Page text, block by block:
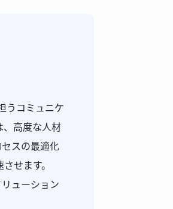
うコミュニケ
高度な人材
スの最適化
せます。
ューション